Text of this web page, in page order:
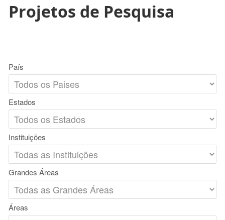
Projetos de Pesquisa
País
Estados
Instituições
Grandes Áreas
Áreas